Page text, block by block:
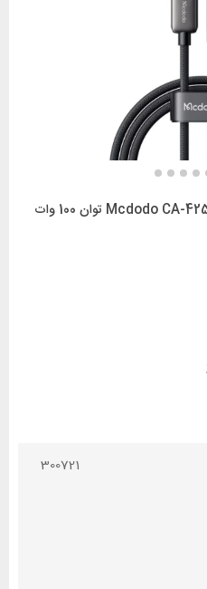
کابل دو سر تایپ سی مک دودو Mcdodo CA-4250 توان 100 وات
300721